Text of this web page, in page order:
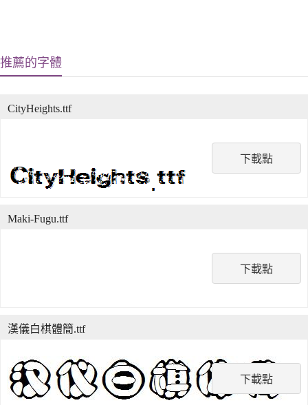
推薦的字體
下載點
CityHeights.ttf
下載點
Maki-Fugu.ttf
下載點
漢儀白棋體簡.ttf